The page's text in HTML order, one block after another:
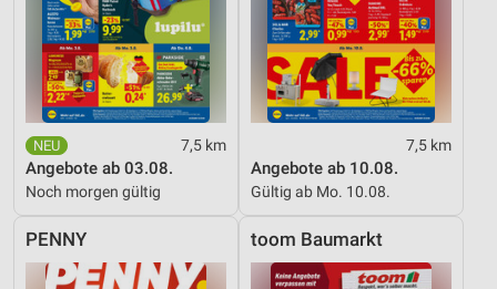
7,5 km
Angebote ab 03.08.
Noch morgen gültig
7,5 km
Angebote ab 10.08.
Gültig ab Mo. 10.08.
PENNY toom Baumarkt